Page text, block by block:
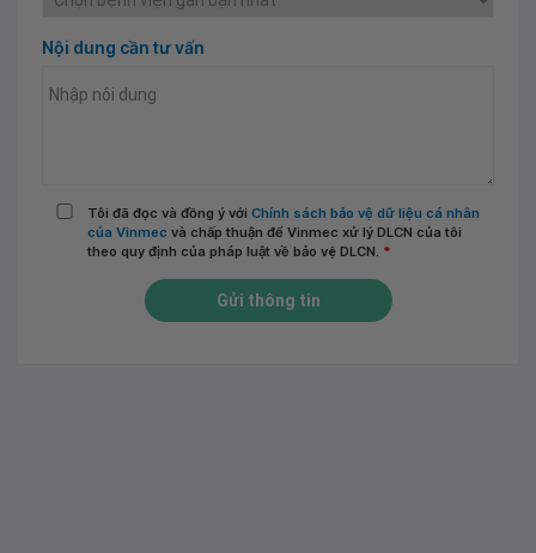
Nội dung cần tư vấn
Tôi đã đọc và đồng ý với Chính sách bảo vệ dữ liệu cá nhân
của Vinmec và chấp thuận để Vinmec xử lý DLCN của tôi
theo quy định của pháp luật về bảo vệ DLCN. *
Gửi thông tin